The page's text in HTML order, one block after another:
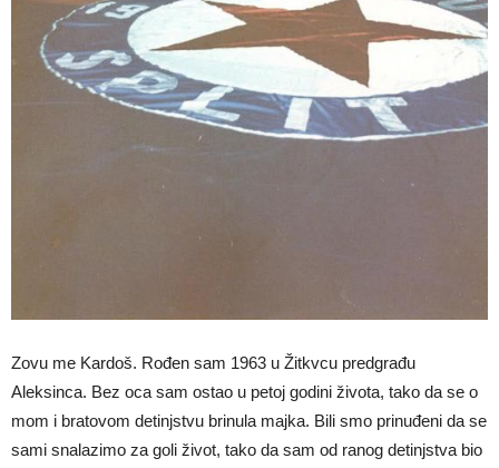
Zovu me Kardoš. Rođen sam 1963 u Žitkvcu predgrađu
Aleksinca. Bez oca sam ostao u petoj godini života, tako da se o
mom i bratovom detinjstvu brinula majka. Bili smo prinuđeni da se
sami snalazimo za goli život, tako da sam od ranog detinjstva bio